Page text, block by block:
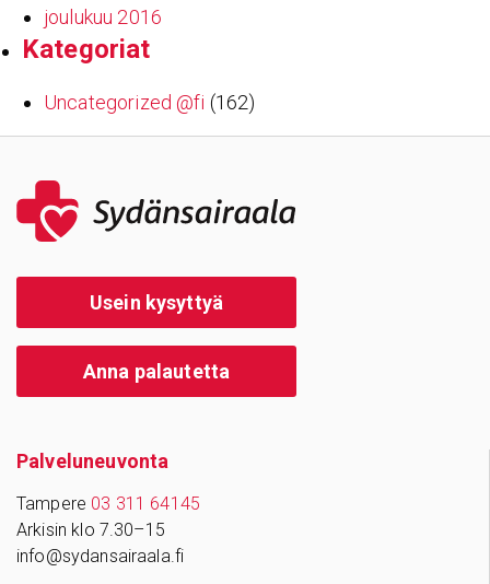
joulukuu 2016
Kate­go­riat
Uncategorized @fi (162)
Usein kysyttyä
Anna palautetta
Palve­lu­neu­vonta
Tampere 03 311 64145
Arkisin klo 7.30–15
info@sydansairaala.fi